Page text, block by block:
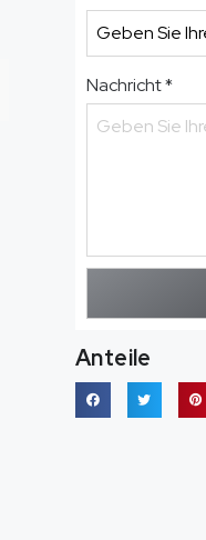
Nachricht*
Anteile